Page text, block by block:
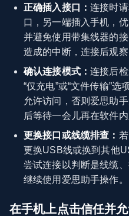
正确插入接口：连接时
口，另一端插入手机，
并避免使用带集线器的
造成的中断，连接后观
确认连接模式：连接后
“仅充电”或“文件传输”选
允许访问，否则爱思助
后等待一会儿再在软件内
更换接口或线缆排查：
更换USB线或换到其他
尝试连接以判断是线缆
继续使用爱思助手操作。
在手机上点击信任并